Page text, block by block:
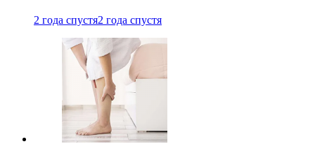
2 года спустя2 года спустя